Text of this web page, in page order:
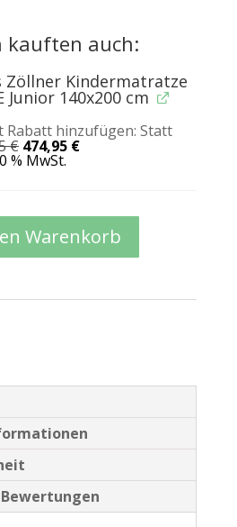
kauften auch:
Zöllner Kindermatratze
Junior 140x200 cm
Rabatt hinzufügen: Statt
€ Ursprünglicher
Preis
474,95 €Aktueller
% MwSt.
Warenkorb